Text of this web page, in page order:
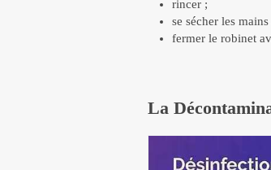
rincer ;
se sécher les
fermer le robinet
La